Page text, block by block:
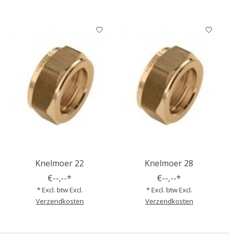
Knelmoer 22
€--,--*
* Excl. btw Excl.
Verzendkosten
Knelmoer 28
€--,--*
* Excl. btw Excl.
Verzendkosten